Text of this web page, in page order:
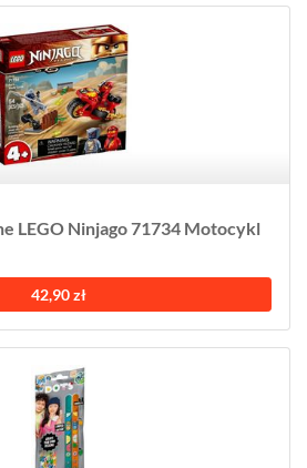
LEGO Ninjago 71734 Motocykl
42,90 zł